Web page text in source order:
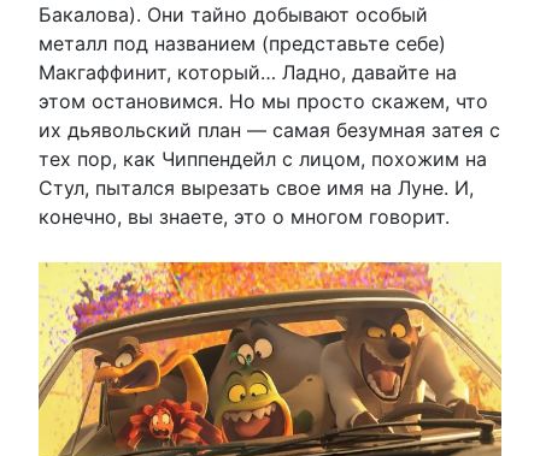
Бакалова). Они тайно добывают особый
металл под названием (представьте себе)
Макгаффинит, который… Ладно, давайте на
этом остановимся. Но мы просто скажем, что
их дьявольский план — самая безумная затея с
тех пор, как Чиппендейл с лицом, похожим на
Стул, пытался вырезать свое имя на Луне. И,
конечно, вы знаете, это о многом говорит.